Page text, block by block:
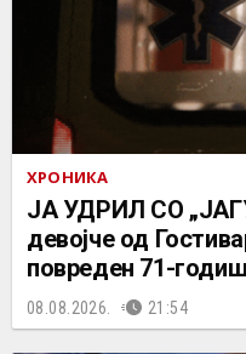
ХРОНИКА
ЈА УДРИЛ СО
девојче од
08.08.2026. 21:54